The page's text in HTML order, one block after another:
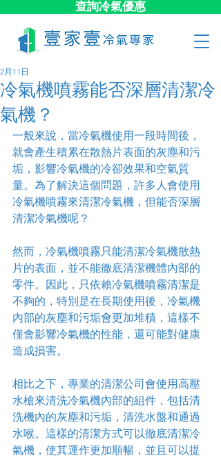
查詢冷氣優惠
冷氣機噴霧能否深層清潔冷
氣機？
2月11日
一般來說，當冷氣機使用一段時間後，
就會產生積累在散熱片表面的灰塵和污
垢，影響冷氣機的冷卻效果和空氣質
量。為了解決這個問題，許多人會使用
冷氣機噴霧來清潔冷氣機，但能否深層
清潔冷氣機呢？
然而，冷氣機噴霧只能清潔冷氣機散熱
片的表面，並不能徹底清潔機體內部的
零件。因此，只依賴冷氣機噴霧清潔是
不夠的，特別是在長期使用後，冷氣機
內部的灰塵和污垢會更加堆積，這樣不
僅會影響冷氣機的性能，還可能對健康
造成損害。
相比之下，專業的清潔公司會使用高壓
水槍來清洗冷氣機內部的組件，包括清
洗機內的灰塵和污垢，清洗水盤和通過
水喉。這樣的清潔方式可以徹底清潔冷
氣機，使其運作更加順暢，並且可以提